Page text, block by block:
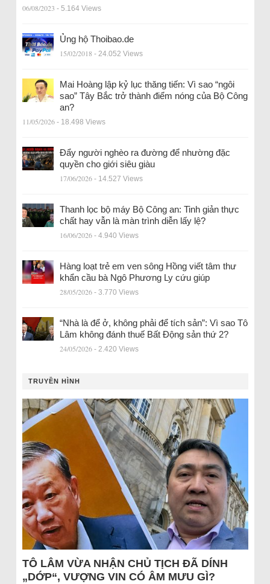
06/08/2023 - 5.164 Views
Ủng hộ Thoibao.de
15/02/2018 - 24.052 Views
Mai Hoàng lập kỷ lục thăng tiến: Vì sao “ngôi
sao” Tây Bắc trở thành điểm nóng của Bộ Công
an?
11/05/2026 - 18.498 Views
Đẩy người nghèo ra đường để nhường đặc
quyền cho giới siêu giàu
17/06/2026 - 14.527 Views
Thanh lọc bộ máy Bộ Công an: Tinh giản thực
chất hay vẫn là màn trình diễn lấy lệ?
16/06/2026 - 4.940 Views
Hàng loạt trẻ em ven sông Hồng viết tâm thư
khẩn cầu bà Ngô Phương Ly cứu giúp
28/05/2026 - 3.770 Views
“Nhà là để ở, không phải để tích sản”: Vì sao Tô
Lâm không đánh thuế Bất Động sản thứ 2?
24/05/2026 - 2.420 Views
TRUYỀN HÌNH
TÔ LÂM VỪA NHẬN CHỦ TỊCH ĐÃ DÍNH
„DỚP“, VƯỢNG VIN CÓ ÂM MƯU GÌ?